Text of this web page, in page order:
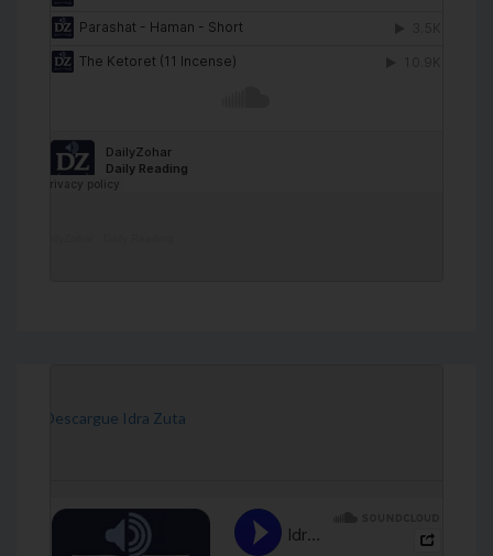
[Descargue Idra Zuta